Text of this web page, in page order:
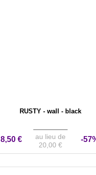
RUSTY - wall - black
8,50 €
au lieu de
20,00 €
-